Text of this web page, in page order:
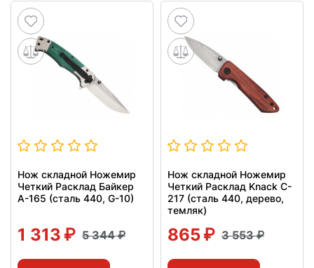
Нож складной Ножемир
Четкий Расклад Байкер
A-165 (сталь 440, G-10)
1 313 5 344
Нож складной Ножемир
Четкий Расклад Knack C-
217 (сталь 440, дерево,
темляк)
865 3 553